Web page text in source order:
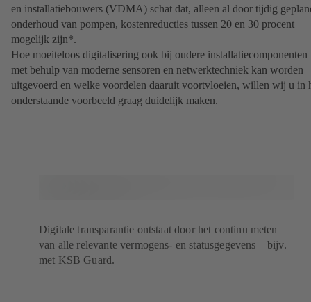
en installatiebouwers (VDMA) schat dat, alleen al door tijdig
onderhoud van pompen, kostenreducties tussen 20 en 30 procent
mogelijk zijn*.
Hoe moeiteloos digitalisering ook bij oudere installatiecomponenten
met behulp van moderne sensoren en netwerktechniek kan worden
uitgevoerd en welke voordelen daaruit voortvloeien, willen wij u in
onderstaande voorbeeld graag duidelijk maken.
Digitale transparantie ontstaat door het continu meten
van alle relevante vermogens- en statusgegevens – bijv.
met KSB Guard.